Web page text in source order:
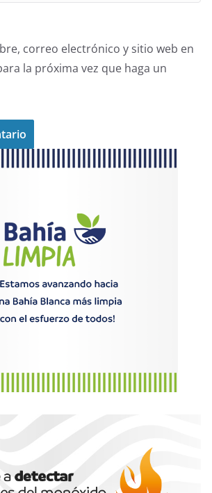
correo electrónico y sitio web en
la próxima vez que haga un